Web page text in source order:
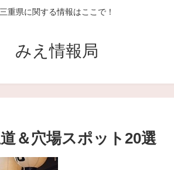
三重県に関する情報はここで！
みえ情報局
＆穴場スポット20選